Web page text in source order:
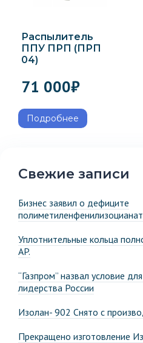
Распылитель
ППУ ПРП (ПРП
04)
71 000₽
Подробнее
Свежие записи
Бизнес заявил о дефиците
Уплотнительные кольца
AP.
“Газпром” назвал условие
лидерства России
Изолан- 902 Снято с
Прекращено изготовление